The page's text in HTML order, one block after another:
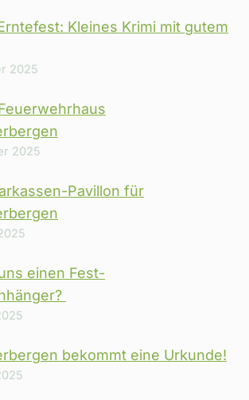
Kleines Krimi mit gutem
2025
2025
Pavillon für
einen Fest-
bekommt eine Urkunde!